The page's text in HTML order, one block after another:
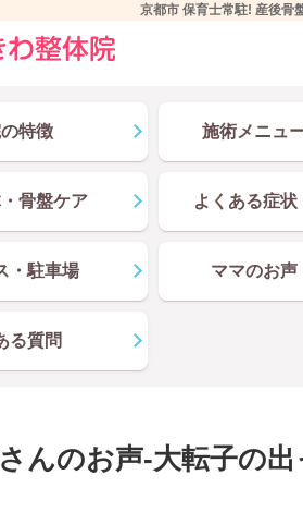
京都市 保育士常駐! 産後骨
特徴 施術メニュ
骨盤ケア よくある症状
・駐車場 ママのお声
る質問
さんのお声-大転子の